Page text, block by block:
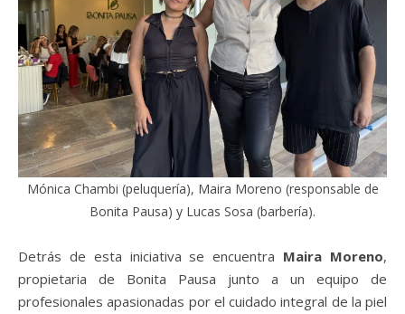
Mónica Chambi (peluquería), Maira Moreno (responsable de
Bonita Pausa) y Lucas Sosa (barbería).
Detrás de esta iniciativa se encuentra Maira Moreno,
propietaria de Bonita Pausa junto a un equipo de
profesionales apasionadas por el cuidado integral de la piel